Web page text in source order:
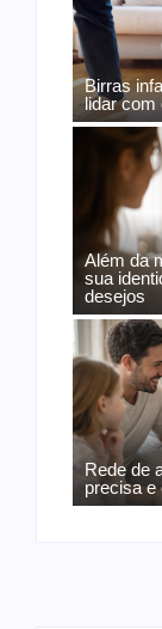
Birras
lidar com
Além da
sua
desejos
Rede de
precisa e